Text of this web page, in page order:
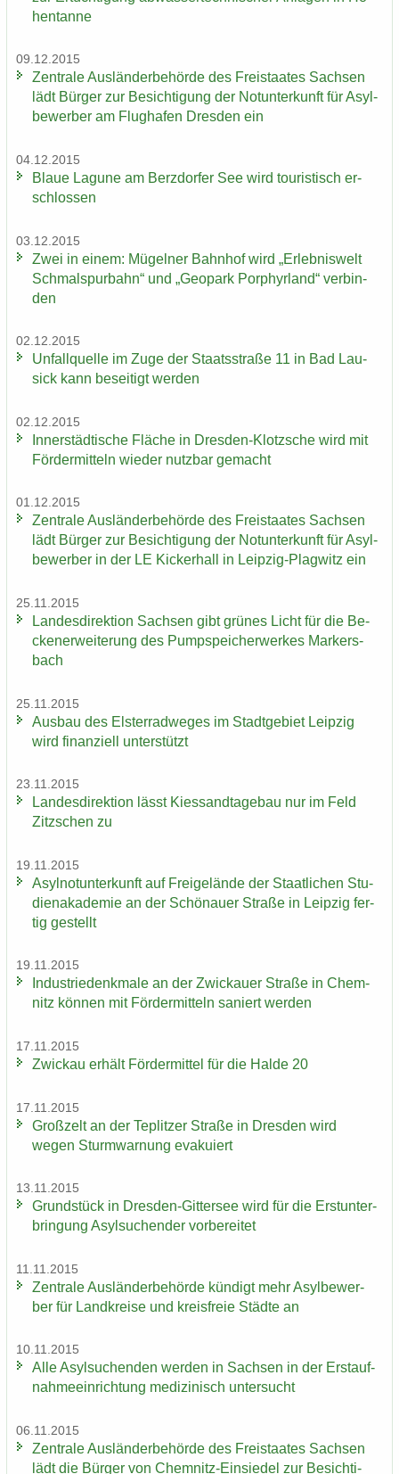
hen­tan­ne
09.12.2015
Zen­tra­le Aus­län­der­be­hör­de des Frei­staa­tes Sach­sen
lädt Bür­ger zur Be­sich­ti­gung der Not­un­ter­kunft für Asyl­
be­wer­ber am Flug­ha­fen Dres­den ein
04.12.2015
Blaue La­gu­ne am Berz­dor­fer See wird tou­ris­tisch er­
schlos­sen
03.12.2015
Zwei in einem: Mü­gel­ner Bahn­hof wird „Er­leb­nis­welt
Schmal­spur­bahn“ und „Geo­park Por­phyr­land“ ver­bin­
den
02.12.2015
Un­fall­quel­le im Zuge der Staats­stra­ße 11 in Bad Lau­
sick kann be­sei­tigt wer­den
02.12.2015
In­ner­städ­ti­sche Flä­che in Dresden-​Klotzsche wird mit
För­der­mit­teln wie­der nutz­bar ge­macht
01.12.2015
Zen­tra­le Aus­län­der­be­hör­de des Frei­staa­tes Sach­sen
lädt Bür­ger zur Be­sich­ti­gung der Not­un­ter­kunft für Asyl­
be­wer­ber in der LE Ki­cker­hall in Leipzig-​Plagwitz ein
25.11.2015
Lan­des­di­rek­ti­on Sach­sen gibt grü­nes Licht für die Be­
cken­er­wei­te­rung des Pump­spei­cher­wer­kes Mar­kers­
bach
25.11.2015
Aus­bau des Els­ter­rad­we­ges im Stadt­ge­biet Leip­zig
wird fi­nan­zi­ell un­ter­stützt
23.11.2015
Lan­des­di­rek­ti­on lässt Kies­sand­ta­ge­bau nur im Feld
Zitz­schen zu
19.11.2015
Asyl­not­un­ter­kunft auf Frei­ge­län­de der Staat­li­chen Stu­
di­en­aka­de­mie an der Schö­nau­er Stra­ße in Leip­zig fer­
tig ge­stellt
19.11.2015
In­dus­trie­denk­ma­le an der Zwi­ckau­er Stra­ße in Chem­
nitz kön­nen mit För­der­mit­teln sa­niert wer­den
17.11.2015
Zwi­ckau er­hält För­der­mit­tel für die Halde 20
17.11.2015
Groß­zelt an der Te­plit­zer Stra­ße in Dres­den wird
wegen Sturm­war­nung eva­ku­iert
13.11.2015
Grund­stück in Dresden-​Gittersee wird für die Erst­un­ter­
brin­gung Asyl­su­chen­der vor­be­rei­tet
11.11.2015
Zen­tra­le Aus­län­der­be­hör­de kün­digt mehr Asyl­be­wer­
ber für Land­krei­se und kreis­freie Städ­te an
10.11.2015
Alle Asyl­su­chen­den wer­den in Sach­sen in der Erst­auf­
nah­me­ein­rich­tung me­di­zi­nisch un­ter­sucht
06.11.2015
Zen­tra­le Aus­län­der­be­hör­de des Frei­staa­tes Sach­sen
lädt die Bür­ger von Chemnitz-​Einsiedel zur Be­sich­ti­